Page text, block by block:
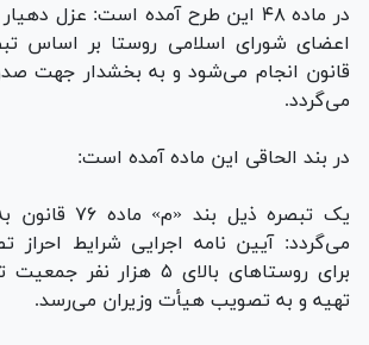
در ماده ۴۸ این طرح آمده است: عزل
قانون انجام می‌شود و به بخشدار جهت
می‌گردد.
در بند الحاقی این ماده آمده است:
یک تبصره ذیل
می‌گردد: آیین نامه اجرایی شرایط
برای روستا‌های بالای ۵ هزار
تهیه و به تصویب هیأت وزیران می‌رسد.